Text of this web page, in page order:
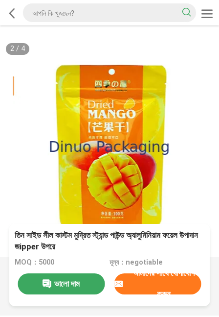
2/ 4
তিন সাইড সীল কাস্টম মুদ্রিত স্ট্যান্ড পাউন্ড অ্যালুমিনিয়াম ফয়েল উপাদান
জipper উপরে
MOQ：5000 মূল্য：negotiable
ভালো দাম
আমাদের সাথে যোগাযোগ
করুন